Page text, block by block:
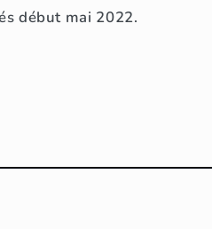
début mai 2022.